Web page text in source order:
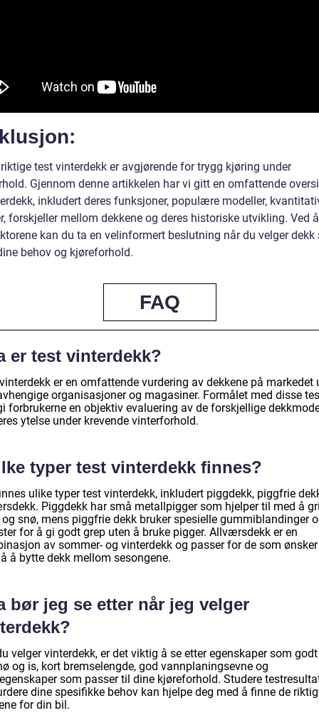
test vinterdekk er avgjørende for trygg kjøring under
Gjennom denne artikkelen har vi gitt en omfattende
inkludert deres funksjoner, populære modeller,
forskjeller mellom dekkene og deres historiske utvikling. Ved
kan du ta en velinformert beslutning når du velger dekk
behov og kjøreforhold.
FAQ
er test vinterdekk?
er en omfattende vurdering av dekkene på markedet
organisasjoner og magasiner. Formålet med disse
forbrukerne en objektiv evaluering av de forskjellige
ytelse under krevende vinterforhold.
typer test vinterdekk finnes?
ulike typer test vinterdekk, inkludert piggdekk, piggfrie
Piggdekk har små metallpigger som hjelper til med å
snø, mens piggfrie dekk bruker spesielle gummiblandinger
for å gi godt grep uten å bruke pigger. Allværsdekk er en
av sommer- og vinterdekk og passer for de som
å bytte dekk mellom sesongene.
bør jeg se etter når jeg velger
velger vinterdekk, er det viktig å se etter egenskaper som
og is, kort bremselengde, god vannplaningsevne og
som passer til dine kjøreforhold. Studere
dine spesifikke behov kan hjelpe deg med å finne de
for din bil.